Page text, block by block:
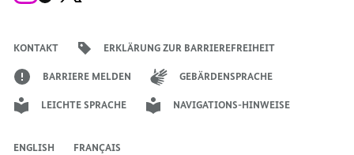
KONTAKT ERKLÄRUNG ZUR BARRIEREFREIHEIT
BARRIERE MELDEN GEBÄRDENSPRACHE
LEICHTE SPRACHE NAVIGATIONS-HINWEISE
ENGLISH FRANÇAIS